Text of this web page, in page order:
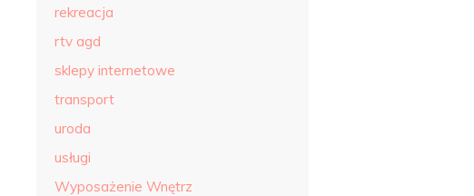
rekreacja
rtv agd
sklepy internetowe
transport
uroda
usługi
Wyposażenie Wnętrz